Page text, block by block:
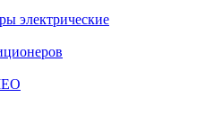
электрические